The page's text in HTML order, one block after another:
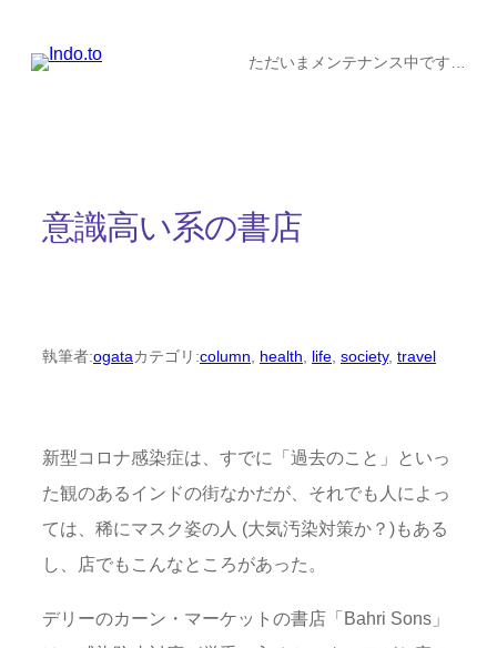
ただいまメンテナンス中です…
意識高い系の書店
執筆者:ogataカテゴリ:column health life society, travel
新型コロナ感染症は、すでに「過去のこと」といっ
た観のあるインドの街なかだが、それでも人によっ
ては、稀にマスク姿の人 (大気汚染対策か？)もある
し、店でもこんなところがあった。
デリーのカーン・マーケットの書店「Bahri Sons」